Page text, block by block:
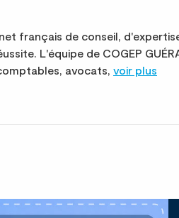
français de conseil,
L'équipe de COGEP
avocats, voir plus